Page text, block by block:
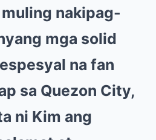
nakipag-
mga solid
na fan
sa Quezon City,
ni Kim ang